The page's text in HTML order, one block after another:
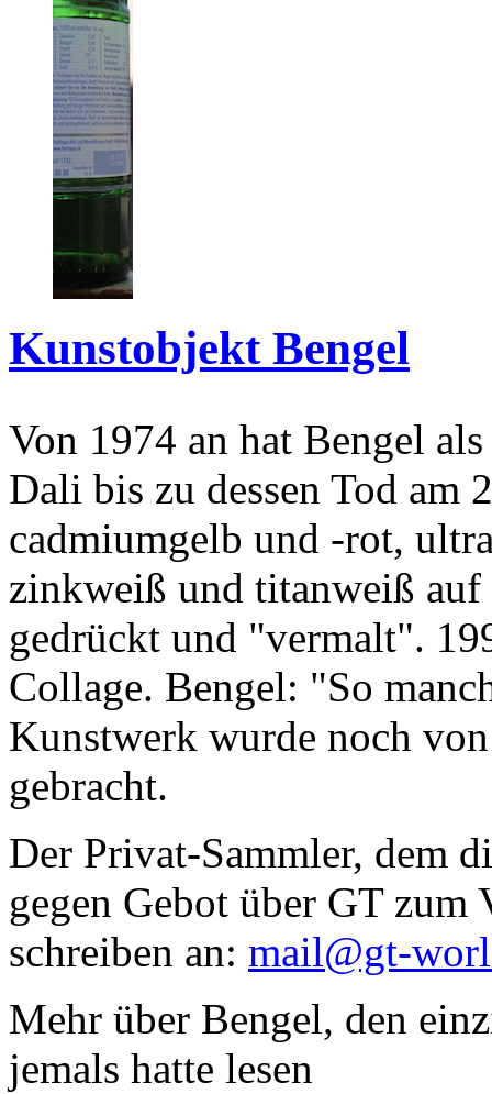
Kunstobjekt Bengel
Von 1974 an hat Bengel
Dali bis zu dessen Tod am
cadmiumgelb und -rot,
zinkweiß und titanweiß
gedrückt und "vermalt".
Collage. Bengel: "So
Kunstwerk wurde noch
gebracht.
Der Privat-Sammler, dem
gegen Gebot über GT zum
schreiben an: mail@gt-
Mehr über Bengel, den
jemals hatte lesen